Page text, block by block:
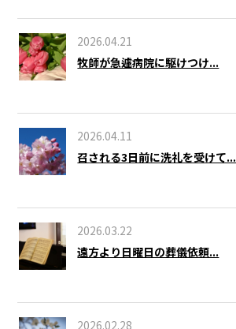
2026.04.21
牧師が急遽病院に駆けつけ...
2026.04.11
召される3日前に洗礼を受けて...
2026.03.22
遠方より日曜日の葬儀依頼...
2026.02.28